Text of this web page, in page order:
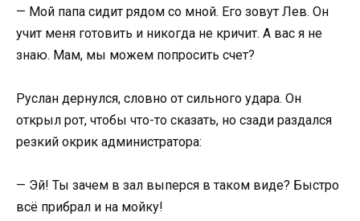
— Мой папа сидит рядом со мной. Его зовут Лев. Он
учит меня готовить и никогда не кричит. А вас я не
знаю. Мам, мы можем попросить счет?
Руслан дернулся, словно от сильного удара. Он
открыл рот, чтобы что-то сказать, но сзади раздался
резкий окрик администратора:
— Эй! Ты зачем в зал выперся в таком виде? Быстро
всё прибрал и на мойку!